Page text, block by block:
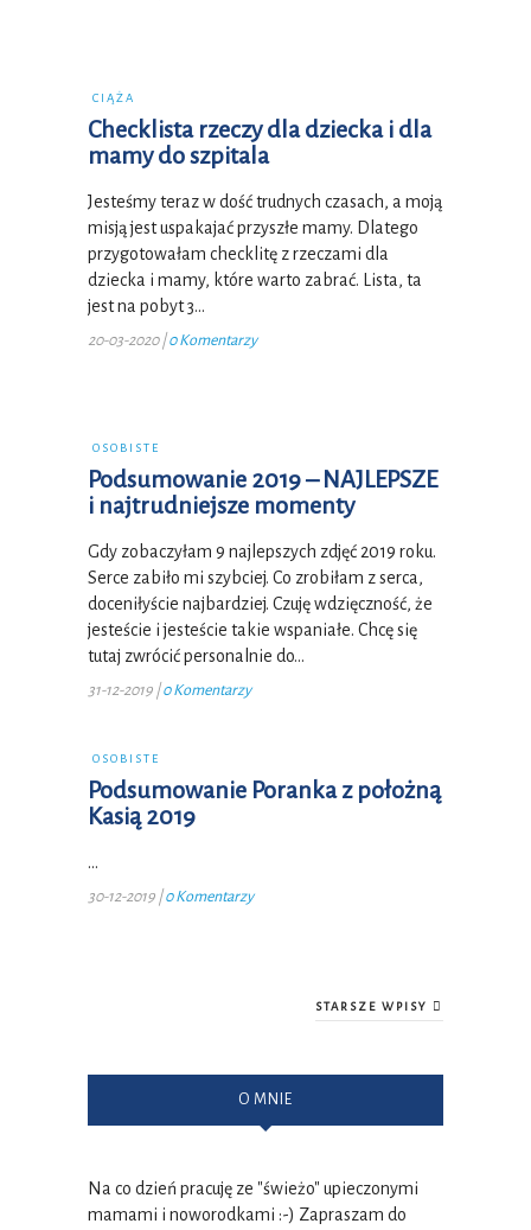
CIĄŻA
Checklista rzeczy dla dziecka i dla
mamy do szpitala
Jesteśmy teraz w dość trudnych czasach, a moją
misją jest uspakajać przyszłe mamy. Dlatego
przygotowałam checklitę z rzeczami dla
dziecka i mamy, które warto zabrać. Lista, ta
jest na pobyt 3…
20-03-2020 |0 Komentarzy
OSOBISTE
Podsumowanie 2019 – NAJLEPSZE
i najtrudniejsze momenty
Gdy zobaczyłam 9 najlepszych zdjęć 2019 roku.
Serce zabiło mi szybciej. Co zrobiłam z serca,
doceniłyście najbardziej. Czuję wdzięczność, że
jesteście i jesteście takie wspaniałe. Chcę się
tutaj zwrócić personalnie do…
31-12-2019 |0 Komentarzy
OSOBISTE
Podsumowanie Poranka z położną
Kasią 2019
…
30-12-2019 |0 Komentarzy
STARSZE WPISY
O MNIE
Na co dzień pracuję ze "świeżo" upieczonymi
mamami i noworodkami :-) Zapraszam do